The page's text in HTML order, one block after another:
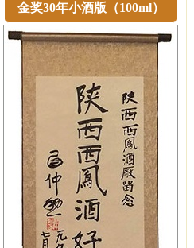
金奖30年小酒版（100ml）